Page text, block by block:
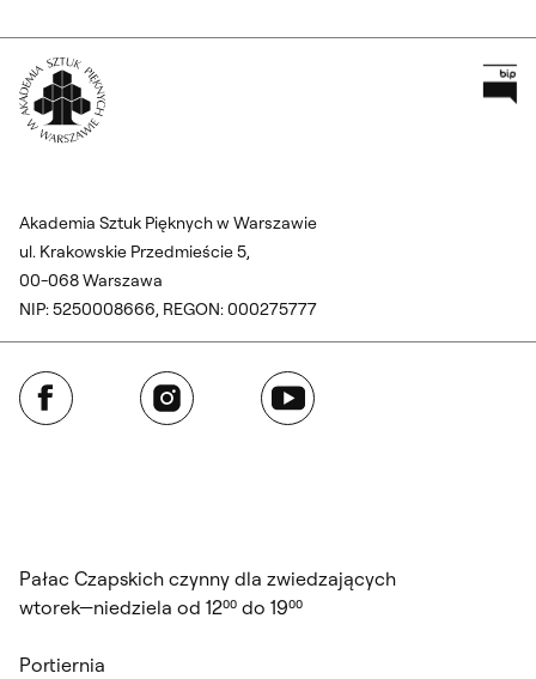
Akademia Sztuk Pięknych w Warszawie
ul. Krakowskie Przedmieście 5,
00-068 Warszawa
NIP: 5250008666, REGON: 000275777
Facebook Instagram YouTube
Pałac Czapskich czynny dla zwiedzających
wtorek—niedziela od 12⁰⁰ do 19⁰⁰
Portiernia